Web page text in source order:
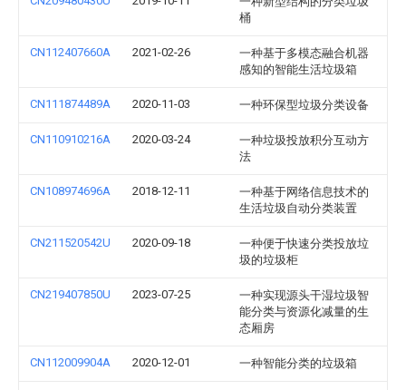
桶
CN112407660A 2021-02-26
一种基于多模态融合机器
感知的智能生活垃圾箱
CN111874489A 2020-11-03 一种环保型垃圾分类设备
CN110910216A 2020-03-24
一种垃圾投放积分互动方
法
CN108974696A 2018-12-11
一种基于网络信息技术的
生活垃圾自动分类装置
CN211520542U 2020-09-18
一种便于快速分类投放垃
圾的垃圾柜
CN219407850U 2023-07-25
一种实现源头干湿垃圾智
能分类与资源化减量的生
态厢房
CN112009904A 2020-12-01 一种智能分类的垃圾箱